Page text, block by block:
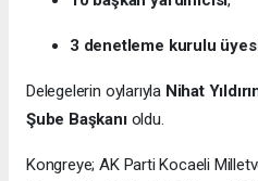
3 denetleme kurulu
Delegelerin oylarıyla Nihat
Şube Başkanıoldu.
Kongreye; AK Parti Kocaeli